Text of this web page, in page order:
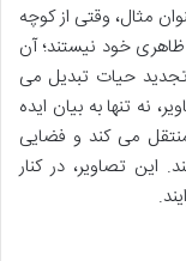
مثال، وقتی از کوچه
خود نیستند؛ آن
تجدید حیات تبدیل می
نه تنها به بیان ایده
می کند و فضایی
تصاویر، در کنار